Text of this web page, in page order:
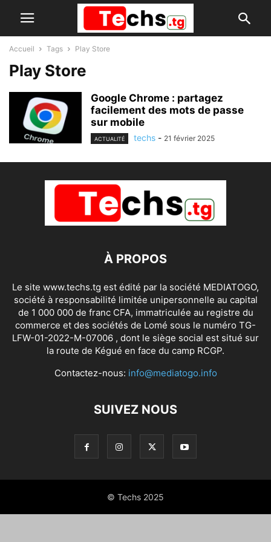
Accueil Tags Play Store
Play Store
Google Chrome : partagez
facilement des mots de passe
sur mobile
ACTUALITÉ techs - 21 février 2025
À PROPOS
Le site www.techs.tg est édité par la société MEDIATOGO,
société à responsabilité limitée unipersonnelle au capital
de 1 000 000 de franc CFA, immatriculée au registre du
commerce et des sociétés de Lomé sous le numéro TG-
LFW-01-2022-M-07006 , dont le siège social est situé sur
la route de Kégué en face du camp RCGP.
Contactez-nous: info@mediatogo.info
SUIVEZ NOUS
© Techs 2025